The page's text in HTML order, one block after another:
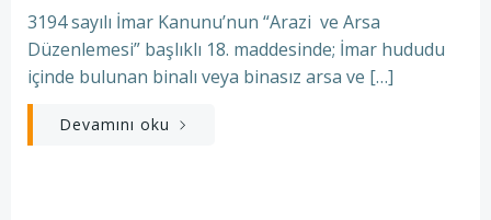
3194 sayılı İmar Kanunu’nun “Arazi ve Arsa
Düzenlemesi” başlıklı 18. maddesinde; İmar hududu
içinde bulunan binalı veya binasız arsa ve […]
Devamını oku